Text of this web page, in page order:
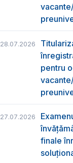
28.07.2026
pentru
27.07.2026
finale